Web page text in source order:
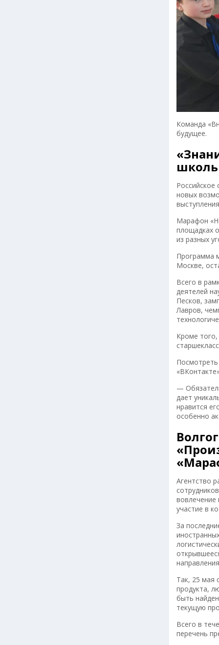
Команда
будущее.
новых
Марафон
площадках
из разных
Программа
Москве,
Всего в
деятелей
Песков,
Лавров,
Кроме того,
—
дает
нравится
особенно
Агентство
вовлечение
участие в
За
Так, 25 мая
продукта,
быть
текущую
Всего в
перечень